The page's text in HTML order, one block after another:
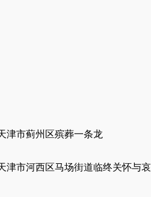
津市蓟州区殡葬一条龙
津市河西区马场街道临终关怀与